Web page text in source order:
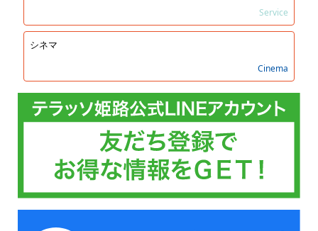
Service
シネマ
Cinema